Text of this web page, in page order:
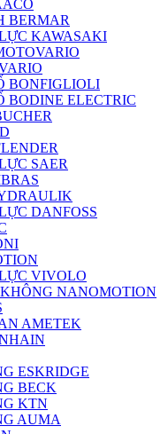
BERMAR
KAWASAKI
BONFIGLIOLI
BODINE ELECTRIC
SAER
DANFOSS
VIVOLO
NANOMOTION
AMETEK
ESKRIDGE
BECK
KTN
AUMA